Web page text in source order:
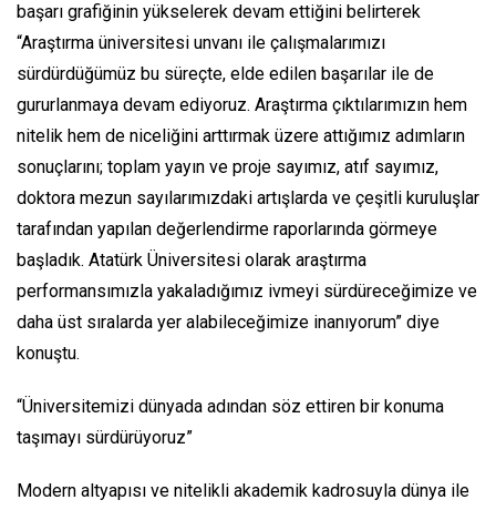
başarı grafiğinin yükselerek devam ettiğini belirterek
“Araştırma üniversitesi unvanı ile çalışmalarımızı
sürdürdüğümüz bu süreçte, elde edilen başarılar ile de
gururlanmaya devam ediyoruz. Araştırma çıktılarımızın hem
nitelik hem de niceliğini arttırmak üzere attığımız adımların
sonuçlarını; toplam yayın ve proje sayımız, atıf sayımız,
doktora mezun sayılarımızdaki artışlarda ve çeşitli kuruluşlar
tarafından yapılan değerlendirme raporlarında görmeye
başladık. Atatürk Üniversitesi olarak araştırma
performansımızla yakaladığımız ivmeyi sürdüreceğimize ve
daha üst sıralarda yer alabileceğimize inanıyorum” diye
konuştu.
“Üniversitemizi dünyada adından söz ettiren bir konuma
taşımayı sürdürüyoruz”
Modern altyapısı ve nitelikli akademik kadrosuyla dünya ile